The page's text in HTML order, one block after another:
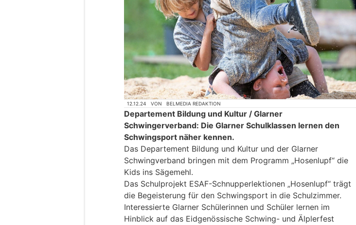
12.12.24 VON BELMEDIA REDAKTION
Departement Bildung und Kultur / Glarner
Schwingerverband: Die Glarner Schulklassen lernen den
Schwingsport näher kennen.
Das Departement Bildung und Kultur und der Glarner
Schwingverband bringen mit dem Programm „Hosenlupf“ die
Kids ins Sägemehl.
Das Schulprojekt ESAF-Schnupperlektionen „Hosenlupf“ trägt
die Begeisterung für den Schwingsport in die Schulzimmer.
Interessierte Glarner Schülerinnen und Schüler lernen im
Hinblick auf das Eidgenössische Schwing- und Älplerfest